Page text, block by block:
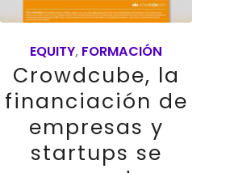
EQUITY, FORMACIÓN
Crowdcube, la
financiación de
empresas y
startups se